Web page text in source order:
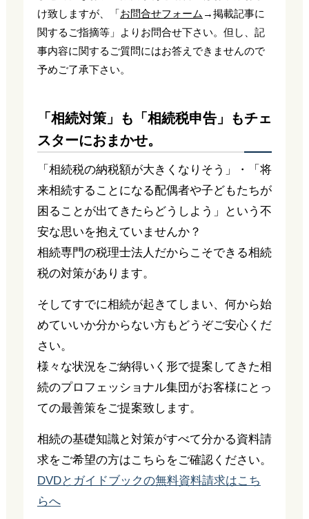
け致しますが、「お問合せフォーム →掲載記事に
関するご指摘等」よりお問合せ下さい。但し、記
事内容に関するご質問にはお答えできませんので
予めご了承下さい。
「相続対策」も「相続税申告」もチェ
スターにおまかせ。
「相続税の納税額が大きくなりそう」・「将
来相続することになる配偶者や子どもたちが
困ることが出てきたらどうしよう」という不
安な思いを抱えていませんか？
相続専門の税理士法人だからこそできる相続
税の対策があります。
そしてすでに相続が起きてしまい、何から始
めていいか分からない方もどうぞご安心くだ
さい。
様々な状況をご納得いく形で提案してきた相
続のプロフェッショナル集団がお客様にとっ
ての最善策をご提案致します。
相続の基礎知識と対策がすべて分かる資料請
求をご希望の方はこちらをご確認ください。
DVDとガイドブックの無料資料請求はこち
らへ